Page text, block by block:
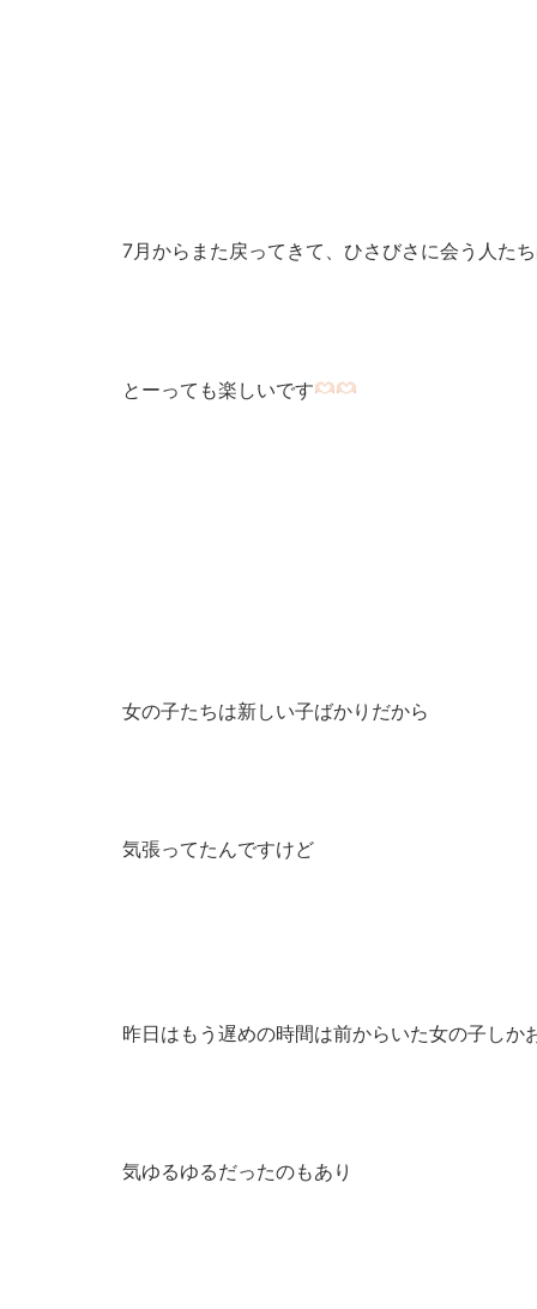
7月からまた戻ってきて、ひさびさに会う人た
とーっても楽しいです
女の子たちは新しい子ばかりだから
気張ってたんですけど
昨日はもう遅めの時間は前からいた女の子しか
気ゆるゆるだったのもあり